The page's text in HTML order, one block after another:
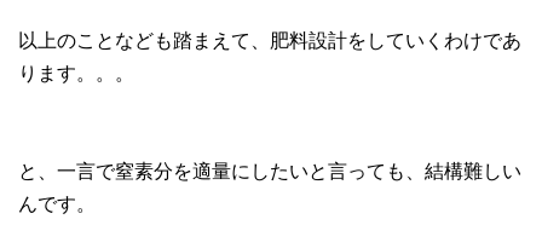
以上のことなども踏まえて、肥料設計をしていくわけであ
ります。。。
と、一言で窒素分を適量にしたいと言っても、結構難しい
んです。